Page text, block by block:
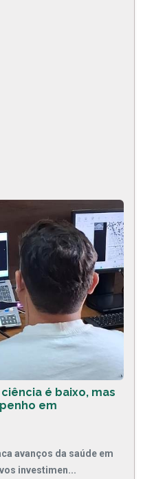
é baixo, mas
em
avanços da saúde em
investimen...